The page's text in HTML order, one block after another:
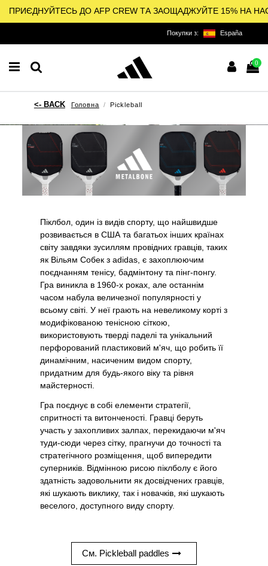
ПРИЄДНУЙТЕСЬ ДО AFP CREW ТА ЗАОЩАДЖУЙТЕ 15% НА
Покупки з: España
0
Головна Pickleball
Піклбол, один із видів спорту, що найшвидше
розвивається в США та багатьох інших країнах
світу завдяки зусиллям провідних гравців, таких
як Вільям Собек з adidas, є захоплюючим
поєднанням тенісу, бадмінтону та пінг-понгу.
Гра виникла в 1960-х роках, але останнім
часом набула величезної популярності у
всьому світі. У неї грають на невеликому корті з
модифікованою тенісною сіткою,
використовують тверді паделі та унікальний
перфорований пластиковий м'яч, що робить її
динамічним, насиченим видом спорту,
придатним для будь-якого віку та рівня
майстерності.
Гра поєднує в собі елементи стратегії,
спритності та витонченості. Гравці беруть
участь у захопливих залпах, перекидаючи м'яч
туди-сюди через сітку, прагнучи до точності та
стратегічного розміщення, щоб випередити
суперників. Відмінною рисою піклболу є його
здатність задовольнити як досвідчених гравців,
які шукають виклику, так і новачків, які шукають
веселого, доступного виду спорту.
См. Pickleball paddles